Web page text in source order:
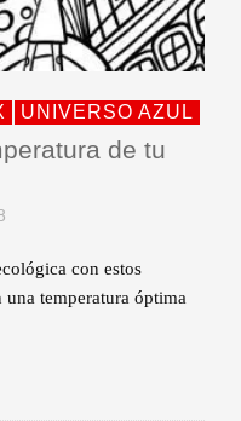
UNIVERSO AZUL
de tu
con estos
una temperatura óptima